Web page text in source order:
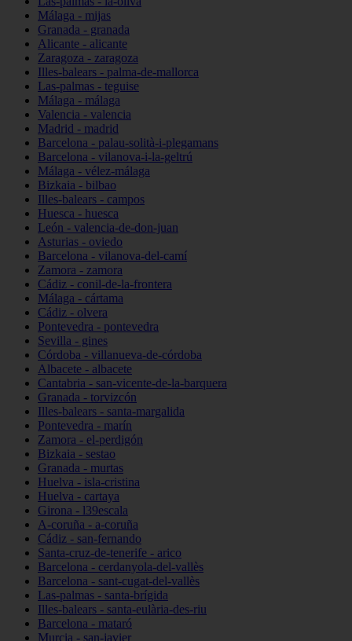
Málaga - mijas
Granada - granada
Alicante - alicante
Zaragoza - zaragoza
Illes-balears - palma-de-mallorca
Las-palmas - teguise
Málaga - málaga
Valencia - valencia
Madrid - madrid
Barcelona - palau-solità-i-plegamans
Barcelona - vilanova-i-la-geltrú
Málaga - vélez-málaga
Bizkaia - bilbao
Illes-balears - campos
Huesca - huesca
León - valencia-de-don-juan
Asturias - oviedo
Barcelona - vilanova-del-camí
Zamora - zamora
Cádiz - conil-de-la-frontera
Málaga - cártama
Cádiz - olvera
Pontevedra - pontevedra
Sevilla - gines
Córdoba - villanueva-de-córdoba
Albacete - albacete
Cantabria - san-vicente-de-la-barquera
Granada - torvizcón
Illes-balears - santa-margalida
Pontevedra - marín
Zamora - el-perdigón
Bizkaia - sestao
Granada - murtas
Huelva - isla-cristina
Huelva - cartaya
Girona - l39escala
A-coruña - a-coruña
Cádiz - san-fernando
Santa-cruz-de-tenerife - arico
Barcelona - cerdanyola-del-vallès
Barcelona - sant-cugat-del-vallès
Las-palmas - santa-brígida
Illes-balears - santa-eulària-des-riu
Barcelona - mataró
Murcia - san-javier